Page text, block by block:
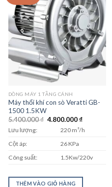
₫.
DÒNG MÁY 1 TẦNG CÁNH
Máy thổi khí con sò Veratti GB-
1500 1.5KW
5.400.000₫ Giá
4.800.000₫Giá
tại
Lưu lượng:
220 m³/h
Cột áp:
26 KPa
Công suất:
1.5Kw/220v
THÊM VÀO GIỎ HÀNG